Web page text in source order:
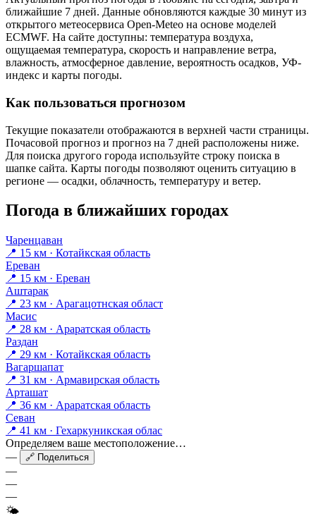
ближайшие 7 дней. Данные обновляются каждые 30 минут из
открытого метеосервиса Open-Meteo на основе моделей
ECMWF. На сайте доступны: температура воздуха,
ощущаемая температура, скорость и направление ветра,
влажность, атмосферное давление, вероятность осадков, УФ-
индекс и карты погоды.
Как пользоваться прогнозом
Текущие показатели отображаются в верхней части страницы.
Почасовой прогноз и прогноз на 7 дней расположены ниже.
Для поиска другого города используйте строку поиска в
шапке сайта. Карты погоды позволяют оценить ситуацию в
регионе — осадки, облачность, температуру и ветер.
Погода в ближайших городах
Чаренцаван
📍 15 км · Котайкская область
Ереван
📍 15 км · Ереван
Аштарак
📍 23 км · Арагацотнская област
Масис
📍 28 км · Араратская область
Раздан
📍 29 км · Котайкская область
Вагаршапат
📍 31 км · Армавирская область
Арташат
📍 36 км · Араратская область
Севан
📍 41 км · Гехаркуникская облас
Определяем ваше местоположение…
—
🔗 Поделиться
—
—
—
🌤